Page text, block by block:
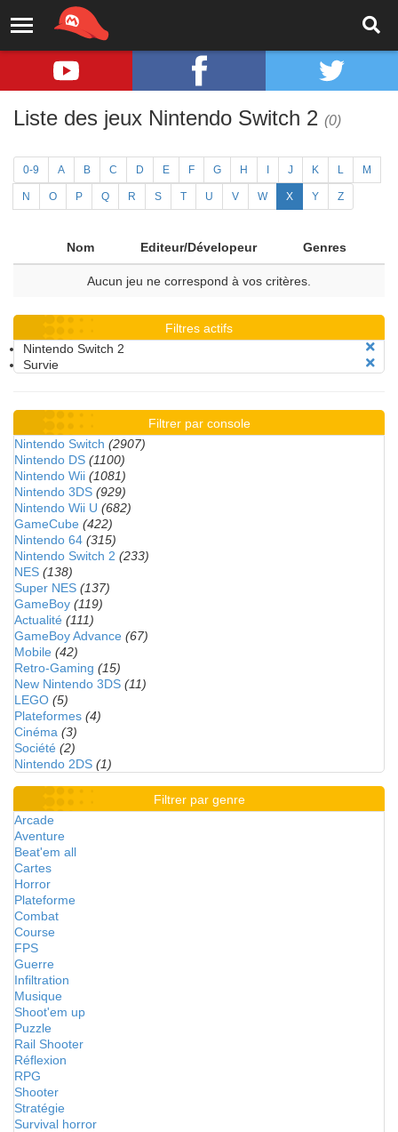
Liste des jeux Nintendo Switch 2 (0)
0-9 A B C D E F G H J K L M
N O P Q R S T U V W X Y Z
Nom Editeur/Dévelopeur Genres
Aucun jeu ne correspond à vos critères.
Filtres actifs
Nintendo Switch 2
Survie
Filtrer par console
Nintendo Switch (2907)
Nintendo DS (1100)
Nintendo Wii (1081)
Nintendo 3DS (929)
Nintendo Wii U (682)
GameCube (422)
Nintendo 64 (315)
Nintendo Switch 2 (233)
NES (138)
Super NES (137)
GameBoy (119)
Actualité (111)
GameBoy Advance (67)
Mobile (42)
Retro-Gaming (15)
New Nintendo 3DS (11)
LEGO (5)
Plateformes (4)
Cinéma (3)
Société (2)
Nintendo 2DS (1)
Filtrer par genre
Arcade
Aventure
Beat'em all
Cartes
Horror
Plateforme
Combat
Course
FPS
Guerre
Infiltration
Musique
Shoot'em up
Puzzle
Rail Shooter
Réflexion
RPG
Shooter
Stratégie
Survival horror